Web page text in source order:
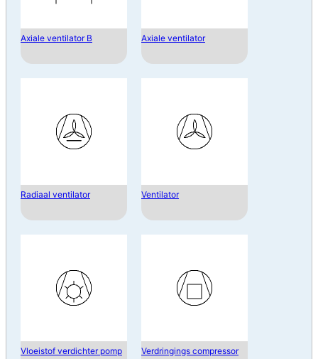
Axiale ventilator B Axiale ventilator
Radiaal ventilator Ventilator
Vloeistof verdichter pomp Verdringings compressor